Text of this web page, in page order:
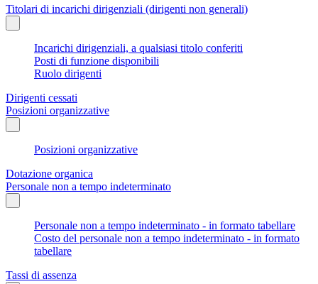
Titolari di incarichi dirigenziali (dirigenti non generali)
Incarichi dirigenziali, a qualsiasi titolo conferiti
Posti di funzione disponibili
Ruolo dirigenti
Dirigenti cessati
Posizioni organizzative
Posizioni organizzative
Dotazione organica
Personale non a tempo indeterminato
Personale non a tempo indeterminato - in formato tabellare
Costo del personale non a tempo indeterminato - in formato
tabellare
Tassi di assenza